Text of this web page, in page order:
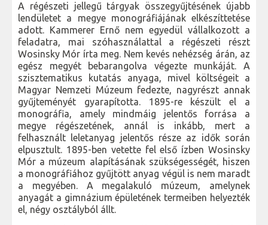
A régészeti jellegű tárgyak összegyűjtésének újabb
lendületet a megye monográfiájának elkészíttetése
adott. Kammerer Ernő nem egyedül vállalkozott a
feladatra, mai szóhasználattal a régészeti részt
Wosinsky Mór írta meg. Nem kevés nehézség árán, az
egész megyét bebarangolva végezte munkáját. A
szisztematikus kutatás anyaga, mivel költségeit a
Magyar Nemzeti Múzeum fedezte, nagyrészt annak
gyűjteményét gyarapította. 1895-re készült el a
monográfia, amely mindmáig jelentős forrása a
megye régészetének, annál is inkább, mert a
felhasznált leletanyag jelentős része az idők során
elpusztult. 1895-ben vetette fel első ízben Wosinsky
Mór a múzeum alapításának szükségességét, hiszen
a monográfiához gyűjtött anyag végül is nem maradt
a megyében. A megalakuló múzeum, amelynek
anyagát a gimnázium épületének termeiben helyezték
el, négy osztályból állt.